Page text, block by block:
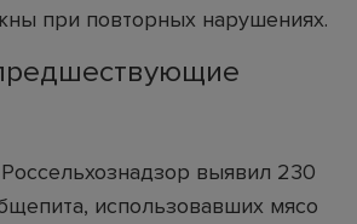
при повторных нарушениях.
выявил 230
использовавших мясо